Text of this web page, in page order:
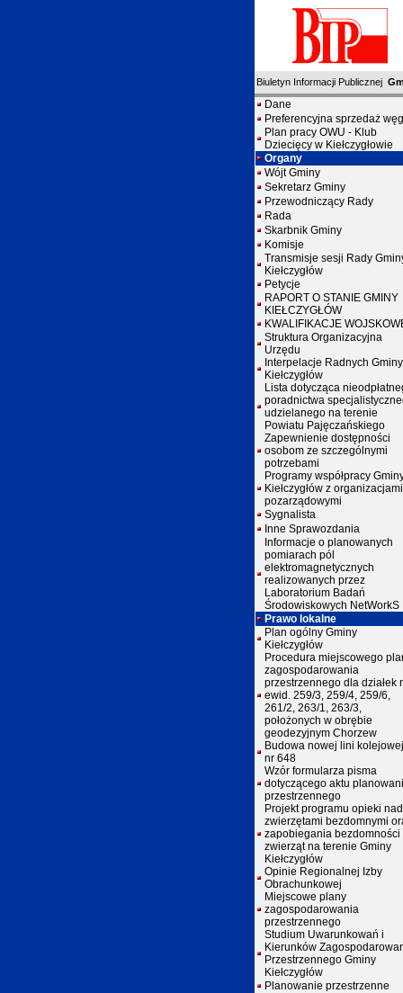
Biuletyn Informacji Publicznej
Dane
Preferencyjna sprzedaż
Plan pracy OWU - Klub
Dziecięcy w Kiełczygłowie
Organy
Wójt Gminy
Sekretarz Gminy
Przewodniczący Rady
Rada
Skarbnik Gminy
Komisje
Transmisje sesji Rady
Kiełczygłów
Petycje
RAPORT O STANIE GMINY
KIEŁCZYGŁÓW
KWALIFIKACJE
Struktura Organizacyjna
Urzędu
Interpelacje Radnych Gminy
Kiełczygłów
Lista dotycząca
poradnictwa
udzielanego na terenie
Powiatu Pajęczańskiego
Zapewnienie dostępności
osobom ze szczególnymi
potrzebami
Programy współpracy
Kiełczygłów z organizacjami
pozarządowymi
Sygnalista
Inne Sprawozdania
Informacje o planowanych
pomiarach pól
elektromagnetycznych
realizowanych przez
Laboratorium Badań
Środowiskowych NetWorkS
Prawo lokalne
Plan ogólny Gminy
Kiełczygłów
Procedura miejscowego
zagospodarowania
przestrzennego dla działek
ewid. 259/3, 259/4, 259/6,
261/2, 263/1, 263/3,
położonych w obrębie
geodezyjnym Chorzew
Budowa nowej lini kolejowej
nr 648
Wzór formularza pisma
dotyczącego aktu
przestrzennego
Projekt programu opieki nad
zwierzętami bezdomnymi
zapobiegania bezdomności
zwierząt na terenie Gminy
Kiełczygłów
Opinie Regionalnej Izby
Obrachunkowej
Miejscowe plany
zagospodarowania
przestrzennego
Studium Uwarunkowań i
Kierunków
Przestrzennego Gminy
Kiełczygłów
Planowanie przestrzenne